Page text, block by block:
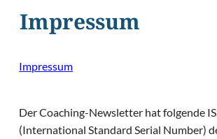
Impressum
Impressum
Der Coaching-Newsletter hat folgende
(International Standard Serial Number)